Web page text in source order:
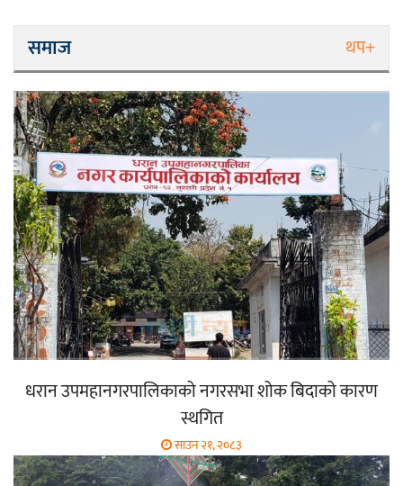
समाज थप+
धरान उपमहानगरपालिकाको नगरसभा शोक बिदाको कारण
स्थगित
साउन २१, २०८३